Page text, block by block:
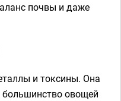
почвы и даже
и токсины. Она
большинство овощей